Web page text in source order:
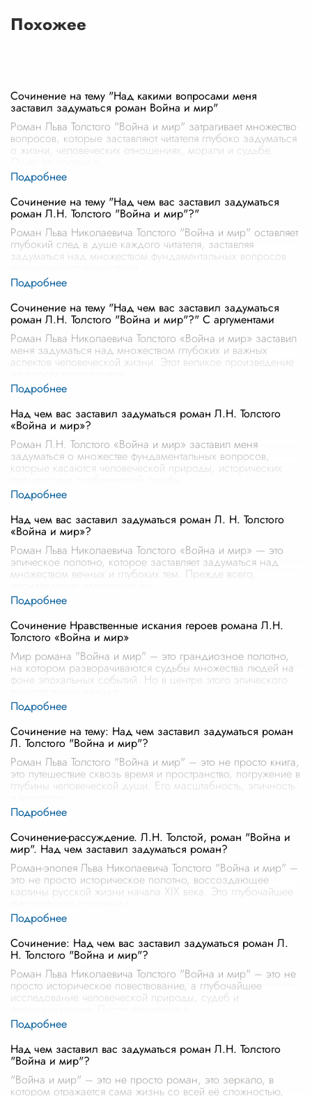
Похожее
Сочинение на тему "Над какими вопросами меня
заставил задуматься роман Война и мир"
Роман Льва Толстого "Война и мир" затрагивает множество
вопросов, которые заставляют читателя глубоко задуматься
о жизни, человеческих отношениях, морали и судьбе.
Сочинение на тему "Над чем вас заставил задуматься
роман Л.Н. Толстого "Война и мир"?"
Роман Льва Николаевича Толстого "Война и мир" оставляет
глубокий след в душе каждого читателя, заставляя
задуматься над множеством фундаментальных вопросов
Сочинение на тему "Над чем вас заставил задуматься
роман Л.Н. Толстого "Война и мир"?" С аргументами
Роман Льва Николаевича Толстого «Война и мир» заставил
меня задуматься над множеством глубоких и важных
аспектов человеческой жизни. Этот великое произведение
Над чем вас заставил задуматься роман Л.Н. Толстого
«Война и мир»?
Роман Л.Н. Толстого «Война и мир» заставил меня
задуматься о множестве фундаментальных вопросов,
которые касаются человеческой природы, исторических
Над чем вас заставил задуматься роман Л. Н. Толстого
«Война и мир»?
Роман Льва Николаевича Толстого «Война и мир» — это
эпическое полотно, которое заставляет задуматься над
множеством вечных и глубоких тем. Прежде всего,
Сочинение Нравственные искания героев романа Л.Н.
Толстого «Война и мир»
Мир романа "Война и мир" – это грандиозное полотно,
на котором разворачиваются судьбы множества людей на
фоне эпохальных событий. Но в центре этого эпического
Сочинение на тему: Над чем заставил задуматься роман
Л. Толстого "Война и мир"?
Роман Льва Толстого "Война и мир" – это не просто книга,
это путешествие сквозь время и пространство, погружение в
глубины человеческой души. Его масштабность, эпичность
Сочинение-рассуждение. Л.Н. Толстой, роман "Война и
мир". Над чем заставил задуматься роман?
Роман-эпопея Льва Николаевича Толстого "Война и мир" –
это не просто историческое полотно, воссоздающее
картины русской жизни начала XIX века. Это глубочайшее
Сочинение: Над чем вас заставил задуматься роман Л.
Н. Толстого "Война и мир"?
Роман Льва Николаевича Толстого "Война и мир" – это не
просто историческое повествование, а глубочайшее
исследование человеческой природы, судеб и
Над чем заставил вас задуматься роман Л.Н. Толстого
"Война и мир"?
"Война и мир" – это не просто роман, это зеркало, в
котором отражается сама жизнь со всей её сложностью,